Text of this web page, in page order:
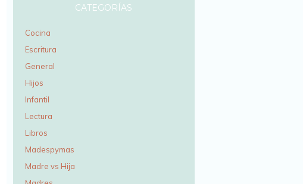
CATEGORÍAS
Cocina
Escritura
General
Hijos
Infantil
Lectura
Libros
Madespymas
Madre vs Hija